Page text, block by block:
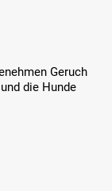
Geruch
die Hunde